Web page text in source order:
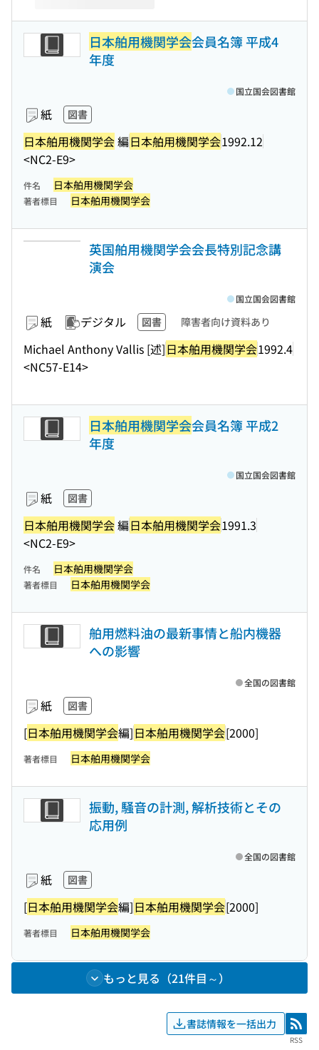
日本舶用機関学会会員名簿 平成4
年度
紙 図書
日本舶用機関学会編日本舶用機関学会1992.12
<NC2-E9>
国立国会図書館
件名 日本舶用機関学会
著者標目 日本舶用機関学会
英国舶用機関学会会長特別記念講
演会
紙 デジタル 図書 障害者向け資料あり
Michael Anthony Vallis [述]日本舶用機関学会1992.4
<NC57-E14>
国立国会図書館
日本舶用機関学会会員名簿 平成2
年度
紙 図書
日本舶用機関学会編日本舶用機関学会1991.3
<NC2-E9>
国立国会図書館
件名 日本舶用機関学会
著者標目 日本舶用機関学会
舶用燃料油の最新事情と船内機器
への影響
紙 図書
[日本舶用機関学会編]日本舶用機関学会[2000]
全国の図書館
著者標目 日本舶用機関学会
振動, 騒音の計測, 解析技術とその
応用例
紙 図書
[日本舶用機関学会編]日本舶用機関学会[2000]
全国の図書館
著者標目 日本舶用機関学会
もっと見る（21件目～）
書誌情報を一括出力 RSS
RSS